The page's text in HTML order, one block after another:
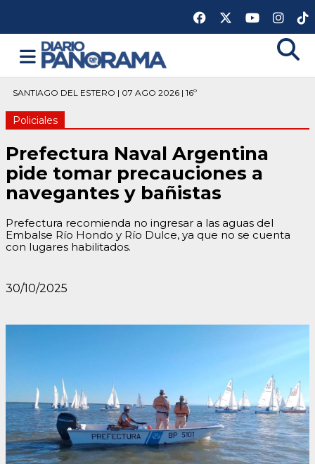
SANTIAGO DEL ESTERO | 07 AGO 2026 | 16º
Policiales
Prefectura Naval Argentina
pide tomar precauciones a
navegantes y bañistas
Prefectura recomienda no ingresar a las aguas del
Embalse Río Hondo y Río Dulce, ya que no se cuenta
con lugares habilitados.
30/10/2025